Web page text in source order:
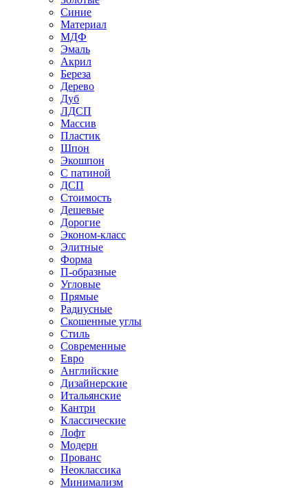
Синие
Материал
МДФ
Эмаль
Акрил
Береза
Дерево
Дуб
ЛДСП
Массив
Пластик
Шпон
Экошпон
С патиной
ДСП
Стоимость
Дешевые
Дорогие
Эконом-класс
Элитные
Форма
П-образные
Угловые
Прямые
Радиусные
Скошенные углы
Стиль
Современные
Евро
Английские
Дизайнерские
Итальянские
Кантри
Классические
Лофт
Модерн
Прованс
Неоклассика
Минимализм